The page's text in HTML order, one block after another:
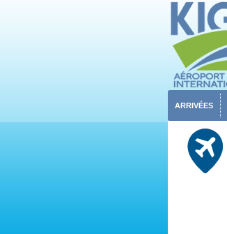
ARRIVÉES